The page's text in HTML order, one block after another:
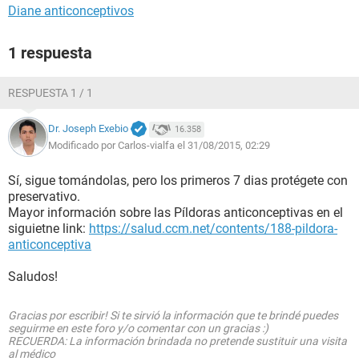
Diane anticonceptivos
1 respuesta
RESPUESTA 1 / 1
Dr. Joseph Exebio 16.358
Modificado por Carlos-vialfa el 31/08/2015, 02:29
Sí, sigue tomándolas, pero los primeros 7 dias protégete con
preservativo.
Mayor información sobre las Píldoras anticonceptivas en el
siguietne link: https://salud.ccm.net/contents/188-pildora-
anticonceptiva
Saludos!
Gracias por escribir! Si te sirvió la información que te brindé puedes
seguirme en este foro y/o comentar con un gracias :)
RECUERDA: La información brindada no pretende sustituir una visita
al médico